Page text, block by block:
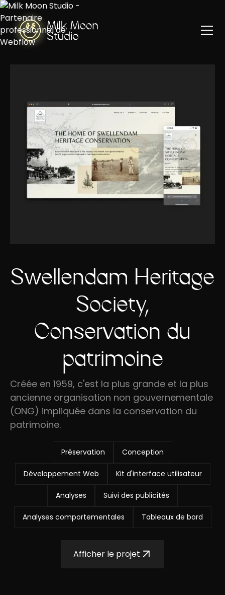
Swellendam Heritage
Society,
Conservation du
patrimoine
Créée en 1959, c'est la plus grande et la plus
ancienne organisation non gouvernementale
(ONG) impliquée dans la conservation du
patrimoine.
Préservation Conception
Développement Web Kit d'interface utilisateur
Analyses Suivi des publicités
Analyses comportementales Tableaux de bord
Afficher le projet